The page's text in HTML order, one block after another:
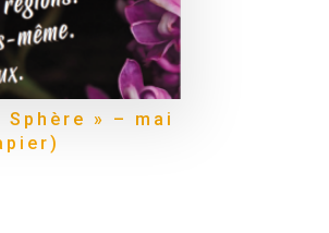
Sphère » – mai